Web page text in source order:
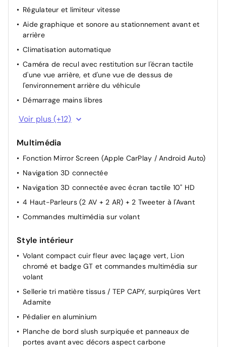
Régulateur et limiteur vitesse
Aide graphique et sonore au stationnement avant et
arrière
Climatisation automatique
Caméra de recul avec restitution sur l'écran tactile
d'une vue arrière, et d'une vue de dessus de
l'environnement arrière du véhicule
Démarrage mains libres
Rétroviseurs extérieurs dégivrants à réglage et
rabattement électriques
Allumage automatique des feux et Commutation
Rétroviseurs extérieurs dégivrants à réglage
électriques
Rétroviseurs extérieurs électriques et dégivrants
Siège passager AV à réglage manuel en hauteur
Siège conducteur réglable en hauteur
Rétroviseur intérieur photosensible frameless
Lève vitres AV électriques et séquentiels
Eclairage coffre à lampe
Voir plus (+12)
Multimédia
Fonction Mirror Screen (Apple CarPlay / Android Auto)
Navigation 3D connectée
Navigation 3D connectée avec écran tactile 10" HD
4 Haut-Parleurs (2 AV + 2 AR) + 2 Tweeter à l'Avant
Commandes multimédia sur volant
Style intérieur
Volant compact cuir fleur avec laçage vert, Lion
chromé et badge GT et commandes multimédia sur
volant
Sellerie tri matière tissus / TEP CAPY, surpiqûres Vert
Adamite
Pédalier en aluminium
Planche de bord slush surpiquée et panneaux de
portes avant avec décors aspect carbone